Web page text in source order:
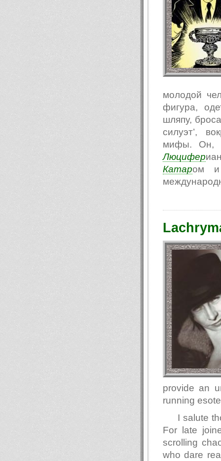
молодой
фигура,
шляпу,
силуэт’,
мифы. Он,
Люцифер
Катаром и
provide an
running
I salute
For late
scrolling
who dare